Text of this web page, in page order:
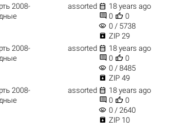
2008-
assorted  18 years ago
 0  0
visibility 0 / 5738
 ZIP 29
2008-
assorted  18 years ago
 0  0
visibility 0 / 8485
 ZIP 49
2008-
assorted  18 years ago
 0  0
visibility 0 / 2640
 ZIP 10